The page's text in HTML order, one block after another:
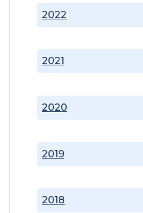
2018
2019
2020
2021
2022